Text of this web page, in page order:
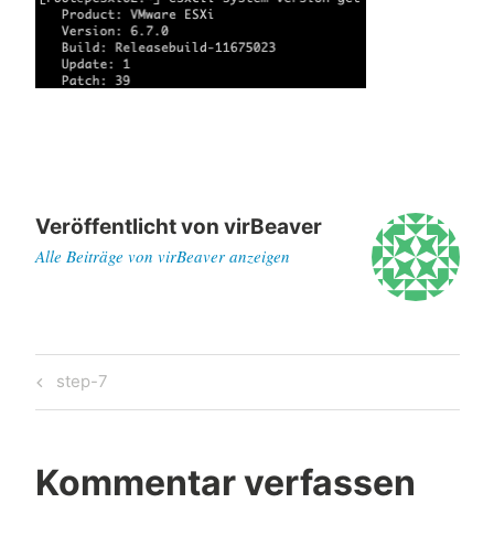
Veröffentlicht von virBeaver
Alle Beiträge von virBeaver anzeigen
Beitragsnavigation
Previous
Post
step-7
Kommentar verfassen